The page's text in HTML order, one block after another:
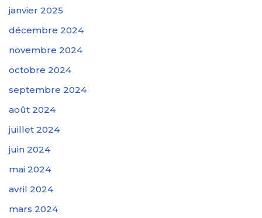
janvier 2025
décembre 2024
novembre 2024
octobre 2024
septembre 2024
août 2024
juillet 2024
juin 2024
mai 2024
avril 2024
mars 2024